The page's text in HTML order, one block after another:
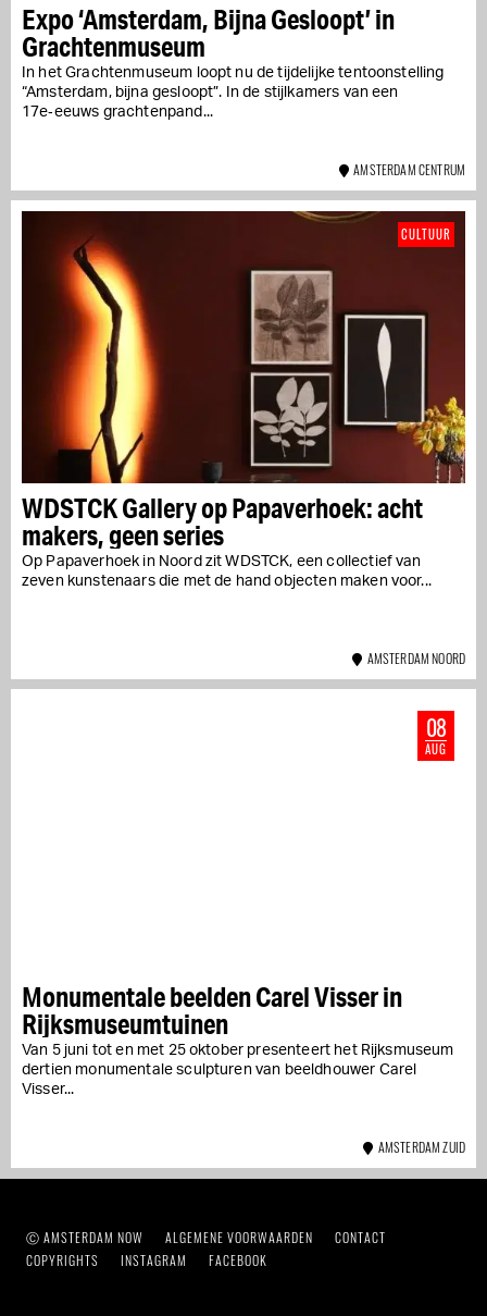
Expo ‘Amsterdam, Bijna Gesloopt’ in
Grachtenmuseum
In het Grachtenmuseum loopt nu de tijdelijke tentoonstelling
“Amsterdam, bijna gesloopt”. In de stijlkamers van een
17e‑eeuws grachtenpand...
AMSTERDAM CENTRUM
WDSTCK Gallery op Papaverhoek: acht
makers, geen series
Op Papaverhoek in Noord zit WDSTCK, een collectief van
zeven kunstenaars die met de hand objecten maken voor...
CULTUUR
AMSTERDAM NOORD
Monumentale beelden Carel Visser in
Rijksmuseumtuinen
Van 5 juni tot en met 25 oktober presenteert het Rijksmuseum
dertien monumentale sculpturen van beeldhouwer Carel
Visser...
08
AUG
AMSTERDAM ZUID
Ⓒ AMSTERDAM NOW ALGEMENE VOORWAARDEN
CONTACT
COPYRIGHTS
INSTAGRAM FACEBOOK